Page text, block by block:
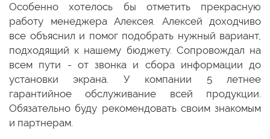
Особенно хотелось бы отметить прекрасную
работу менеджера Алексея. Алексей доходчиво
все объяснил и помог подобрать нужный вариант,
подходящий к нашему бюджету. Сопровождал на
всем пути - от звонка и сбора информации до
установки экрана. У компании 5 летнее
гарантийное обслуживание всей продукции.
Обязательно буду рекомендовать своим знакомым
и партнерам.